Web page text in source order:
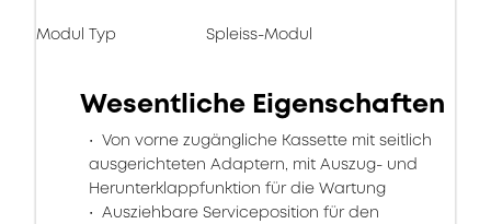
Modul Typ Spleiss-Modul
Wesentliche Eigenschaften
Von vorne zugängliche Kassette mit seitlich
ausgerichteten Adaptern, mit Auszug- und
Herunterklappfunktion für die Wartung
Ausziehbare Serviceposition für den